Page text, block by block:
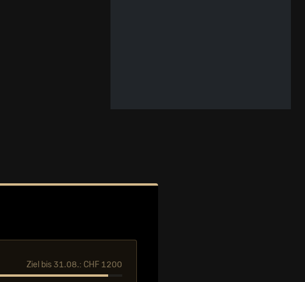
Ziel bis 31.08.: CHF 1200